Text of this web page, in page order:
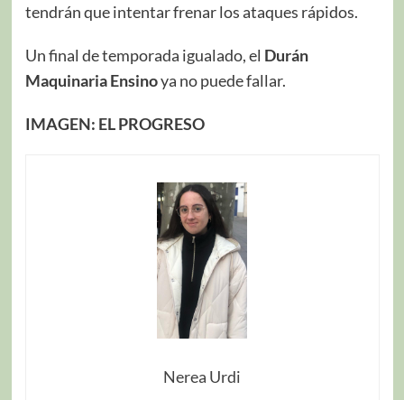
tendrán que intentar frenar los ataques rápidos.
Un final de temporada igualado, el Durán
Maquinaria Ensinoya no puede fallar.
IMAGEN: EL PROGRESO
Nerea Urdi